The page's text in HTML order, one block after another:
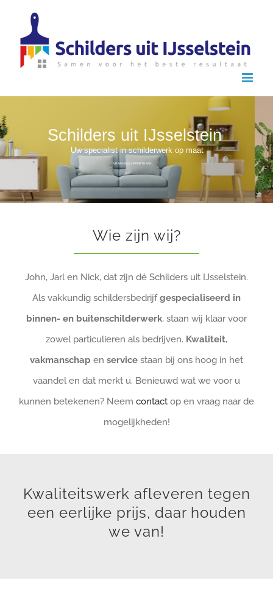
Wie zijn wij?
John, Jarl en Nick, dat zijn dé Schilders uit IJsselstein.
Als vakkundig schildersbedrijfgespecialiseerd in
binnen- en buitenschilderwerk, staan wij klaar voor
zowel particulieren als bedrijven. Kwaliteit,
vakmanschap en service staan bij ons hoog in het
vaandel en dat merkt u. Benieuwd wat we voor u
kunnen betekenen? Neem contact op en vraag naar de
mogelijkheden!
Kwaliteitswerk afleveren tegen
een eerlijke prijs, daar houden
we van!